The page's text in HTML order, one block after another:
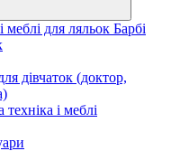
меблі для ляльок Барбі
дівчаток (доктор,
і меблі